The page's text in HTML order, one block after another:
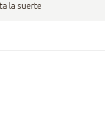
la suerte